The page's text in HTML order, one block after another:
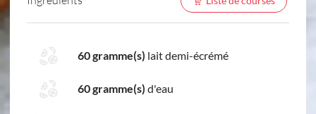
60 gramme(s) lait demi-écrémé
60 gramme(s) d'eau